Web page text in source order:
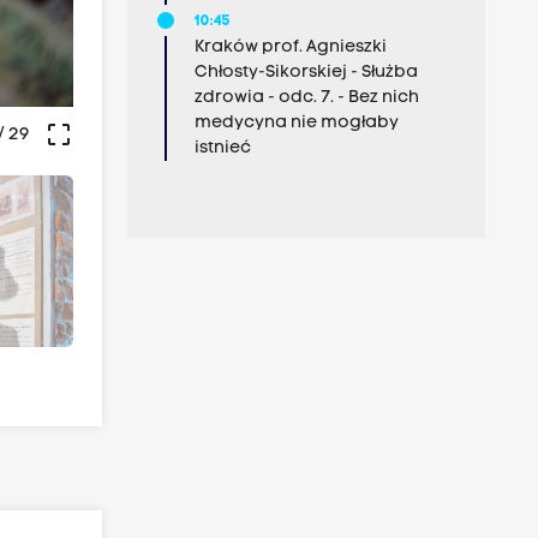
crop_free
29
10:45
Kraków prof. Agnieszki
Chłosty-Sikorskiej - Służba
zdrowia - odc. 7. - Bez nich
medycyna nie mogłaby
istnieć